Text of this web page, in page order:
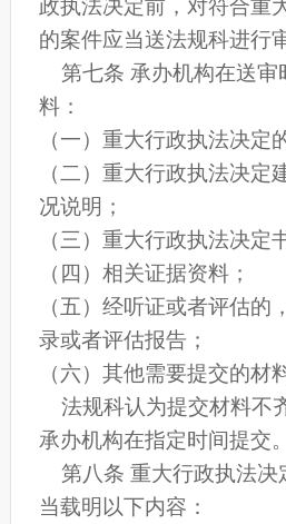
政执法决定前，对符合重
的案件应当送法规科进行
第七条 承办机构在送审
料：
（一）重大行政执法决定
（二）重大行政执法决定
况说明；
（三）重大行政执法决定
（四）相关证据资料；
（五）经听证或者评估的
录或者评估报告；
（六）其他需要提交的材
法规科认为提交材料不
承办机构在指定时间提交。
第八条 重大行政执法决
当载明以下内容：